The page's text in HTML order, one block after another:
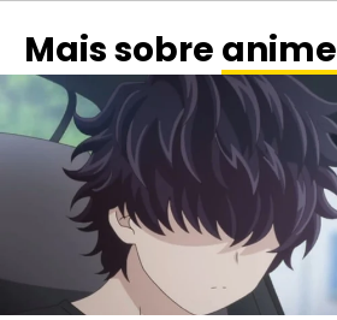
Mais sobre anime